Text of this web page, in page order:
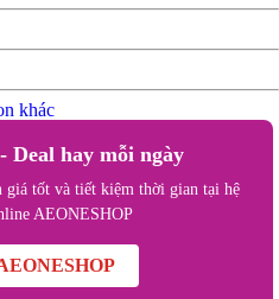
khác
Deal hay mỗi ngày
giá tốt và tiết kiệm thời gian tại hệ
AEONESHOP